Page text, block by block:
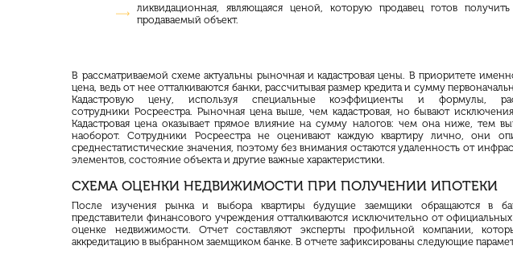
ликвидационная, являющаяся ценой, которую продавец готов
продаваемый объект.
В рассматриваемой схеме актуальны рыночная и кадастровая цены. В приоритете
цена, ведь от нее отталкиваются банки, рассчитывая размер кредита и сумму
Кадастровую цену, используя специальные коэффициенты и формулы,
сотрудникиРосреестра . Рыночная цена выше, чем кадастровая, но бывают
Кадастровая цена оказывает прямое влияние на сумму налогов: чем она ниже, тем
наоборот. Сотрудники Росреестране оценивают каждую квартиру лично, они
среднестатистические значения, поэтому без внимания остаются удаленность от
элементов, состояние объекта и другие важные характеристики.
СХЕМА ОЦЕНКИ НЕДВИЖИМОСТИ ПРИ ПОЛУЧЕНИИ ИПОТЕКИ
После изучения рынка и выбора квартиры будущие заемщики обращаются в
представители финансового учреждения отталкиваются исключительно от
оценке недвижимости. Отчет составляют эксперты профильной компании,
аккредитацию в выбранном заемщиком банке. В отчете зафиксированы следующие